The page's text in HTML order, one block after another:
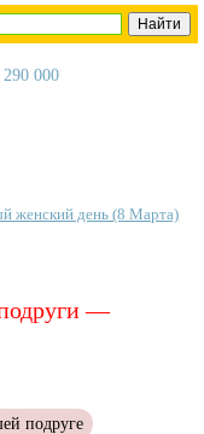
женский день (8 Марта)
—
подруге